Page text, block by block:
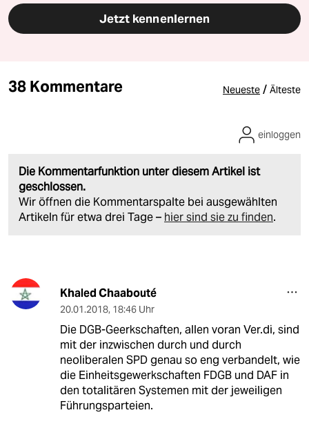
Jetzt kennenlernen
38 Kommentare Neueste / Älteste
Die Kommentarfunktion unter diesem Artikel ist
geschlossen.
Wir öffnen die Kommentarspalte bei ausgewählten
Artikeln für etwa drei Tage – hier sind sie zu finden.
einloggen
Khaled Chaabouté
20.01.2018, 18:46 Uhr
Die DGB-Geerkschaften, allen voran Ver.di, sind
mit der inzwischen durch und durch
neoliberalen SPD genau so eng verbandelt, wie
die Einheitsgewerkschaften FDGB und DAF in
den totalitären Systemen mit der jeweiligen
Führungsparteien.